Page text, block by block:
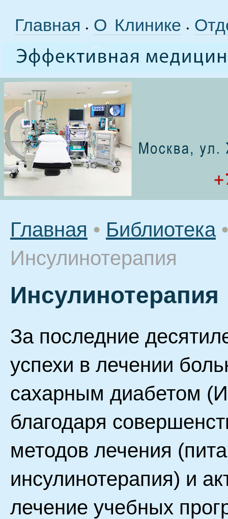
Главная • О Клинике •
Главная • Библиотека •
Инсулинотерапия
Инсулинотерапия
За последние
успехи в лечении
сахарным диабетом
благодаря
методов лечения
инсулинотерапия) и
лечение учебных